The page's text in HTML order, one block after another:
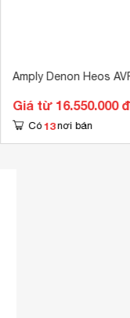
Amply Denon Heos
Giá từ 16.550.000 đ
Có 13 nơi bán